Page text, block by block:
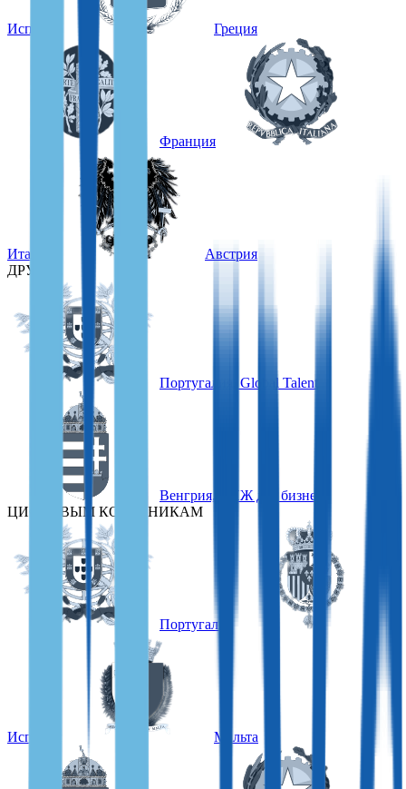
Испания Греция
Франция
Италия
Австрия
ДРУГИЕ
Португалия, Global Talent
Венгрия, ВНЖ для бизнеса
ЦИФРОВЫМ КОЧЕВНИКАМ
Португалия
Испания Мальта